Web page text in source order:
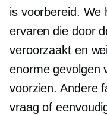
is voorbereid. We
ervaren die door
veroorzaakt en
enorme gevolgen
voorzien. Andere
vraag of